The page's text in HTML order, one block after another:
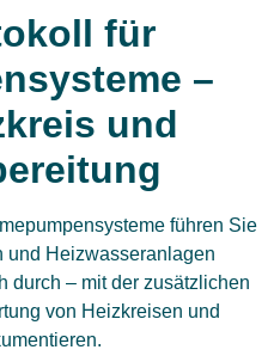
für
–
und
führen Sie
und Heizwasseranlagen
durch – mit der zusätzlichen
von Heizkreisen und